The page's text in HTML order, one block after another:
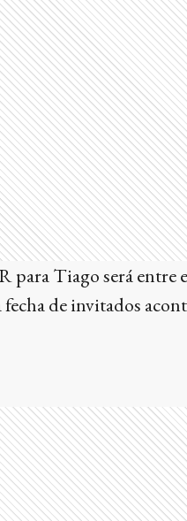
para Tiago será entre
de invitados